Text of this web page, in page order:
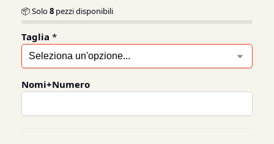
📦 Solo8 pezzi disponibili
Taglia *
Nomi+Numero